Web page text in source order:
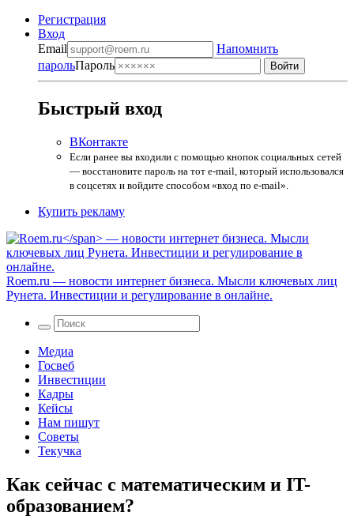
Регистрация
Вход
Email
Напомнить
парольПароль
Быстрый вход
ВКонтакте
Если ранее вы входили с помощью кнопок социальных сетей
— восстановите пароль на тот e-mail, который использовался
в соцсетях и войдите способом «вход по e-mail».
Купить рекламу
Roem.ru — новости интернет бизнеса. Мысли ключевых лиц
Рунета. Инвестиции и регулирование в онлайне.
Медиа
Госвеб
Инвестиции
Кадры
Кейсы
Нам пишут
Советы
Текучка
Как сейчас с математическим и IT-
образованием?